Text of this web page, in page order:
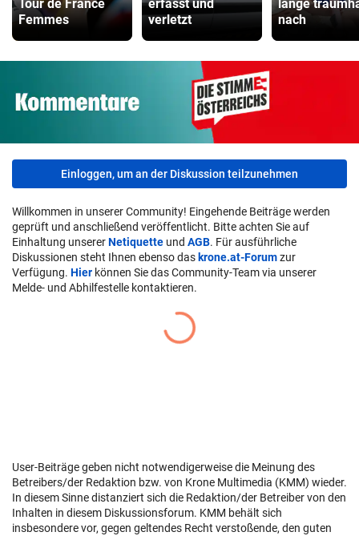
Tour de France
Femmes
erfasst und
verletzt
lange
nach
Einloggen, um an der Diskussion teilzunehmen
Willkommen in unserer Community! Eingehende Beiträge werden
geprüft und anschließend veröffentlicht. Bitte achten Sie auf
Einhaltung unsererNetiquette und AGB. Für ausführliche
Diskussionen steht Ihnen ebenso das krone.at-Forumzur
Verfügung. Hier können Sie das Community-Team via unserer
Melde- und Abhilfestelle kontaktieren.
User-Beiträge geben nicht notwendigerweise die Meinung des
Betreibers/der Redaktion bzw. von Krone Multimedia (KMM) wieder.
In diesem Sinne distanziert sich die Redaktion/der Betreiber von den
Inhalten in diesem Diskussionsforum. KMM behält sich
insbesondere vor, gegen geltendes Recht verstoßende, den guten